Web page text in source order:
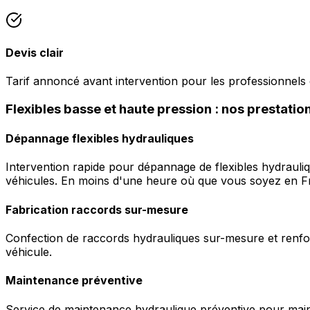
Devis clair
Tarif annoncé avant intervention pour les professionnels
Flexibles basse et haute pression : nos
Dépannage flexibles hydrauliques
Intervention rapide pour dépannage de flexibles
véhicules. En moins d'une heure où que vous soyez en
Fabrication raccords sur-mesure
Confection de raccords hydrauliques sur-mesure et
véhicule.
Maintenance préventive